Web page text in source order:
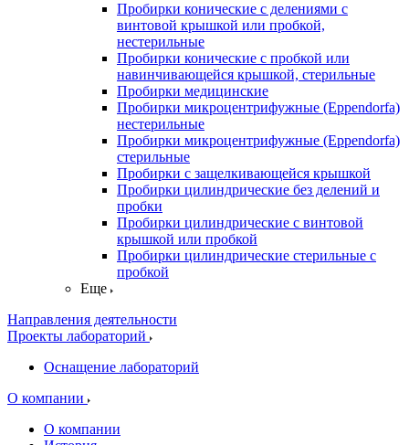
Пробирки конические с делениями с
винтовой крышкой или пробкой,
нестерильные
Пробирки конические с пробкой или
навинчивающейся крышкой, стерильные
Пробирки медицинские
Пробирки микроцентрифужные (Eppendorfа)
нестерильные
Пробирки микроцентрифужные (Eppendorfа)
стерильные
Пробирки с защелкивающейся крышкой
Пробирки цилиндрические без делений и
пробки
Пробирки цилиндрические с винтовой
крышкой или пробкой
Пробирки цилиндрические стерильные с
пробкой
Еще
Направления деятельности
Проекты лабораторий
Оснащение лабораторий
О компании
О компании